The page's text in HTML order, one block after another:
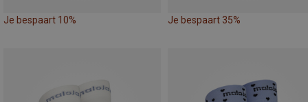
Je bespaart 10% Je bespaart 35%